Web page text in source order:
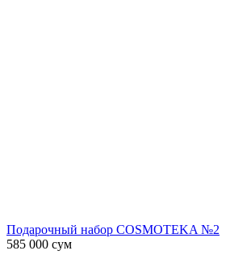
Подарочный набор COSMOTEKA №2
585 000 сум